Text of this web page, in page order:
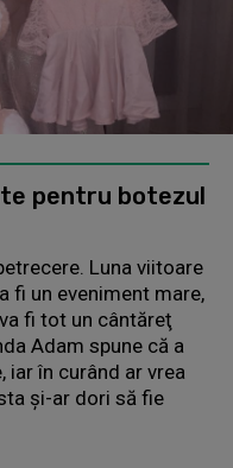
pentru botezul
Luna viitoare
fi un eveniment mare,
fi tot un cântăreţ
Adam spune că a
iar în curând ar vrea
şi-ar dori să fie